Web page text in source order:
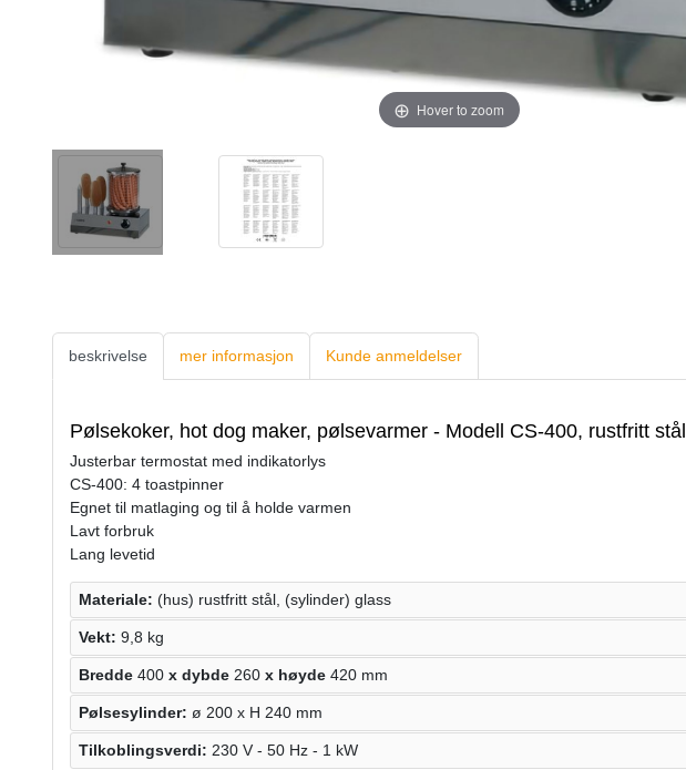
Hover to zoom
beskrivelse mer informasjon Kunde anmeldelser
Pølsekoker, hot dog maker, pølsevarmer - Modell CS-400, rustfritt stål
Justerbar termostat med indikatorlys
CS-400: 4 toastpinner
Egnet til matlaging og til å holde varmen
Lavt forbruk
Lang levetid
Materiale: (hus) rustfritt stål, (sylinder) glass
Vekt: 9,8 kg
Bredde 400 x dybde 260 x høyde 420 mm
Pølsesylinder: ø 200 x H 240 mm
Tilkoblingsverdi: 230 V - 50 Hz - 1 kW